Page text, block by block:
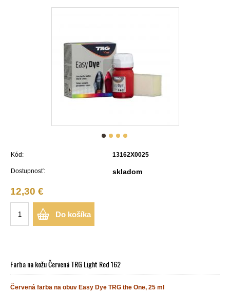
Kód: 13162X0025
Dostupnosť: skladom
12,30 €
Do košíka
Farba na kožu Červená TRG Light Red 162
Červená farba na obuv Easy Dye TRG the One, 25 ml